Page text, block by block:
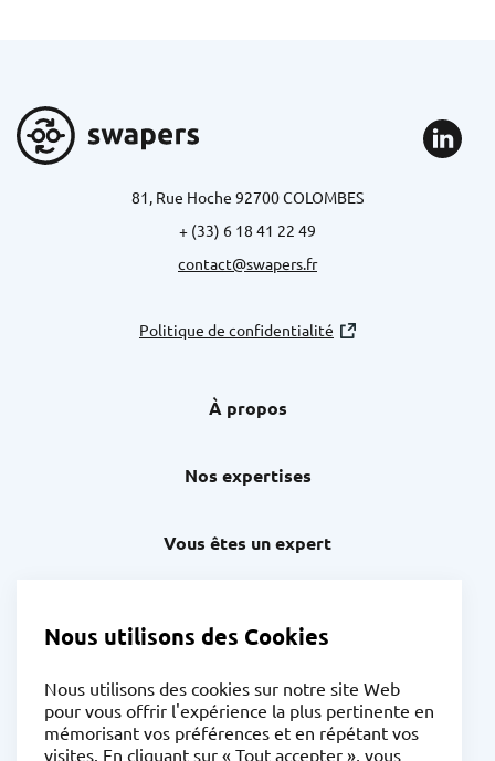
81, Rue Hoche 92700 COLOMBES
+ (33) 6 18 41 22 49
contact@swapers.fr
Politique de confidentialité
À propos
Nos expertises
Vous êtes un expert
News
Nous utilisons des Cookies
Nous utilisons des cookies sur notre site Web
pour vous offrir l'expérience la plus pertinente en
mémorisant vos préférences et en répétant vos
visites. En cliquant sur « Tout accepter », vous